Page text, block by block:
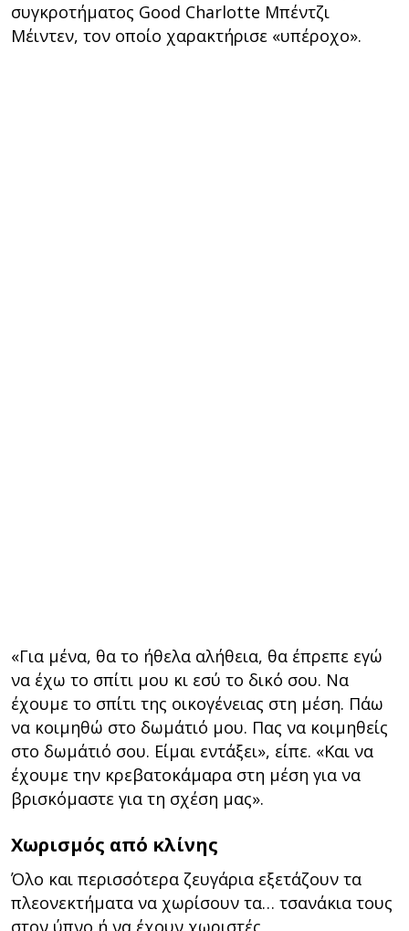
συγκροτήματος Good Charlotte Μπέντζι
Μέιντεν, τον οποίο χαρακτήρισε «υπέροχο».
«Για μένα, θα το ήθελα αλήθεια, θα έπρεπε εγώ
να έχω το σπίτι μου κι εσύ το δικό σου. Να
έχουμε το σπίτι της οικογένειας στη μέση. Πάω
να κοιμηθώ στο δωμάτιό μου. Πας να κοιμηθείς
στο δωμάτιό σου. Είμαι εντάξει», είπε. «Και να
έχουμε την κρεβατοκάμαρα στη μέση για να
βρισκόμαστε για τη σχέση μας».
Χωρισμός από κλίνης
Όλο και περισσότερα ζευγάρια εξετάζουν τα
πλεονεκτήματα να χωρίσουν τα… τσανάκια τους
στον ύπνο ή να έχουν χωριστές